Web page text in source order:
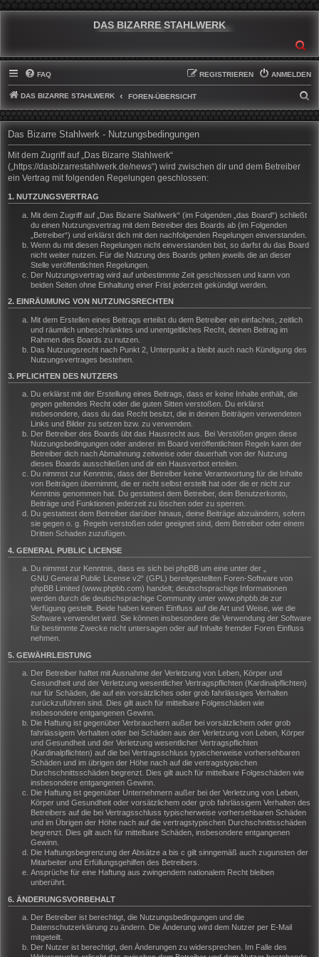
DAS BIZARRE STAHLWERK
FAQ ANMELDEN
REGISTRIEREN
DAS BIZARRE STAHLWERK FOREN-ÜBERSICHT
U
H
Das Bizarre Stahlwerk - Nutzungsbedingungen
Mit dem Zugriff auf „Das Bizarre Stahlwerk“
(„https://dasbizarrestahlwerk.de/news“) wird zwischen dir und dem Betreiber
ein Vertrag mit folgenden Regelungen geschlossen:
1. NUTZUNGSVERTRAG
Mit dem Zugriff auf „Das Bizarre Stahlwerk“ (im Folgenden „das Board“) schließt
du einen Nutzungsvertrag mit dem Betreiber des Boards ab (im Folgenden
„Betreiber“) und erklärst dich mit den nachfolgenden Regelungen einverstanden.
Wenn du mit diesen Regelungen nicht einverstanden bist, so darfst du das Board
nicht weiter nutzen. Für die Nutzung des Boards gelten jeweils die an dieser
Stelle veröffentlichten Regelungen.
Der Nutzungsvertrag wird auf unbestimmte Zeit geschlossen und kann von
beiden Seiten ohne Einhaltung einer Frist jederzeit gekündigt werden.
2. EINRÄUMUNG VON NUTZUNGSRECHTEN
Mit dem Erstellen eines Beitrags erteilst du dem Betreiber ein einfaches, zeitlich
und räumlich unbeschränktes und unentgeltliches Recht, deinen Beitrag im
Rahmen des Boards zu nutzen.
Das Nutzungsrecht nach Punkt 2, Unterpunkt a bleibt auch nach Kündigung des
Nutzungsvertrages bestehen.
3. PFLICHTEN DES NUTZERS
Du erklärst mit der Erstellung eines Beitrags, dass er keine Inhalte enthält, die
gegen geltendes Recht oder die guten Sitten verstoßen. Du erklärst
insbesondere, dass du das Recht besitzt, die in deinen Beiträgen verwendeten
Links und Bilder zu setzen bzw. zu verwenden.
Der Betreiber des Boards übt das Hausrecht aus. Bei Verstößen gegen diese
Nutzungsbedingungen oder anderer im Board veröffentlichten Regeln kann der
Betreiber dich nach Abmahnung zeitweise oder dauerhaft von der Nutzung
dieses Boards ausschließen und dir ein Hausverbot erteilen.
Du nimmst zur Kenntnis, dass der Betreiber keine Verantwortung für die Inhalte
von Beiträgen übernimmt, die er nicht selbst erstellt hat oder die er nicht zur
Kenntnis genommen hat. Du gestattest dem Betreiber, dein Benutzerkonto,
Beiträge und Funktionen jederzeit zu löschen oder zu sperren.
Du gestattest dem Betreiber darüber hinaus, deine Beiträge abzuändern, sofern
sie gegen o. g. Regeln verstoßen oder geeignet sind, dem Betreiber oder einem
Dritten Schaden zuzufügen.
4. GENERAL PUBLIC LICENSE
Du nimmst zur Kenntnis, dass es sich bei phpBB um eine unter der „
GNU General Public License v2“ (GPL) bereitgestellten Foren-Software von
phpBB Limited (www.phpbb.com) handelt; deutschsprachige Informationen
werden durch die deutschsprachige Community unter www.phpbb.de zur
Verfügung gestellt. Beide haben keinen Einfluss auf die Art und Weise, wie die
Software verwendet wird. Sie können insbesondere die Verwendung der Software
für bestimmte Zwecke nicht untersagen oder auf Inhalte fremder Foren Einfluss
nehmen.
5. GEWÄHRLEISTUNG
Der Betreiber haftet mit Ausnahme der Verletzung von Leben, Körper und
Gesundheit und der Verletzung wesentlicher Vertragspflichten (Kardinalpflichten)
nur für Schäden, die auf ein vorsätzliches oder grob fahrlässiges Verhalten
zurückzuführen sind. Dies gilt auch für mittelbare Folgeschäden wie
insbesondere entgangenen Gewinn.
Die Haftung ist gegenüber Verbrauchern außer bei vorsätzlichem oder grob
fahrlässigem Verhalten oder bei Schäden aus der Verletzung von Leben, Körper
und Gesundheit und der Verletzung wesentlicher Vertragspflichten
(Kardinalpflichten) auf die bei Vertragsschluss typischerweise vorhersehbaren
Schäden und im übrigen der Höhe nach auf die vertragstypischen
Durchschnittsschäden begrenzt. Dies gilt auch für mittelbare Folgeschäden wie
insbesondere entgangenen Gewinn.
Die Haftung ist gegenüber Unternehmern außer bei der Verletzung von Leben,
Körper und Gesundheit oder vorsätzlichem oder grob fahrlässigem Verhalten des
Betreibers auf die bei Vertragsschluss typischerweise vorhersehbaren Schäden
und im Übrigen der Höhe nach auf die vertragstypischen Durchschnittsschäden
begrenzt. Dies gilt auch für mittelbare Schäden, insbesondere entgangenen
Gewinn.
Die Haftungsbegrenzung der Absätze a bis c gilt sinngemäß auch zugunsten der
Mitarbeiter und Erfüllungsgehilfen des Betreibers.
Ansprüche für eine Haftung aus zwingendem nationalem Recht bleiben
unberührt.
6. ÄNDERUNGSVORBEHALT
Der Betreiber ist berechtigt, die Nutzungsbedingungen und die
Datenschutzerklärung zu ändern. Die Änderung wird dem Nutzer per E-Mail
mitgeteilt.
Der Nutzer ist berechtigt, den Änderungen zu widersprechen. Im Falle des